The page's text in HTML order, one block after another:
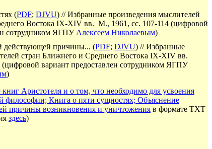
(PDF; DJVU) // Избранные произведения мыслителей
Востока IX-XIV вв. М., 1961, сс. 107-114 (цифровой
сотрудником ЯГПУ Алексеем Николаевым)
действующей причины... (PDF; DJVU) // Избранные
стран Ближнего и Среднего Востока IX-XIV вв.
(цифровой вариант предоставлен сотрудником ЯГПУ
)
книг Аристотеля и о том, что необходимо для усвоения
философии; Книга о пяти сущностях; Объяснение
причины возникновения и уничтожения в формате TXT
здесь)